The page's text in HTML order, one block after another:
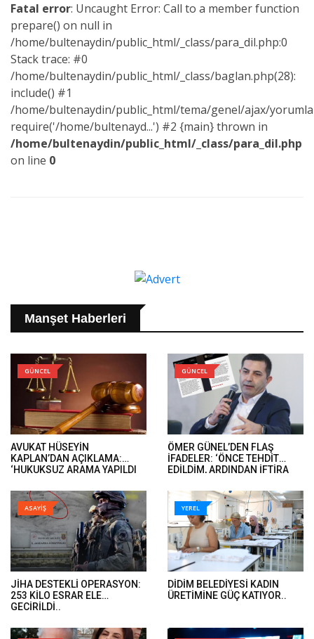
Fatal error: Uncaught Error: Call to a member function
prepare() on null in
/home/bultenaydin/public_html/_class/para_dil.php:0
Stack trace: #0
/home/bultenaydin/public_html/_class/baglan.php(28):
include() #1
/home/bultenaydin/public_html/tema/genel/ajax/
require('/home/bultenayd...') #2 {main} thrown in
/home/bultenaydin/public_html/_class/para_dil.php
on line 0
Manşet Haberleri
GÜNCEL
AVUKAT HÜSEYİN
KAPLAN’DAN AÇIKLAMA:
‘HUKUKSUZ ARAMA YAPILDI
DOSYALARINA EL KONULDU’..
GÜNCEL
ÖMER GÜNEL’DEN FLAŞ
İFADELER: ‘ÖNCE TEHDİT
EDİLDİM, ARDINDAN İFTİRA
ASAYİŞ
JİHA DESTEKLİ OPERASYON:
253 KİLO ESRAR ELE
GEÇİRİLDİ..
YEREL
DİDİM BELEDİYESİ KADIN
ÜRETİMİNE GÜÇ KATIYOR..